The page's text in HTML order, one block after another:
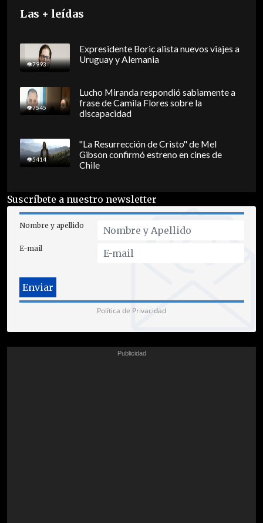
Las + leídas
7993
Expresidente Boric alista nuevos viajes a
Uruguay y Alemania
7545
Lucho Miranda respondió sabiamente a
frase de Camila Flores sobre la
discapacidad
5414
"La Resurrección de Cristo" de Mel
Gibson confirmó estreno en cines de
Chile
Suscríbete a nuestro newsletter
Nombre y apellido
E-mail
Política de Privacidad